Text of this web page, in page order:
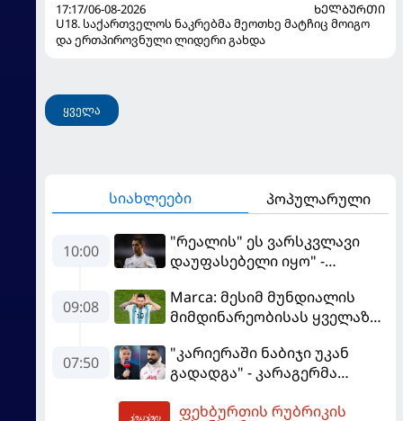
17:17/06-08-2026
ᲮᲔᲚᲑᲣᲠᲗᲘ
U18. საქართველოს ნაკრებმა მეოთხე მატჩიც მოიგო
და ერთპიროვნული ლიდერი გახდა
ყველა
სიახლეები პოპულარული
10:00
"რეალის" ეს ვარსკვლავი
დაუფასებელი იყო" -
თანაგუნდელზე ისაუბრა
09:08
Marca: მესიმ მუნდიალის
მიმდინარეობისას ყველაზე
07:50
"კარიერაში ნაბიჯი უკან
გადადგა" - კარაგერმა
ფეხბურთის რუბრიკის